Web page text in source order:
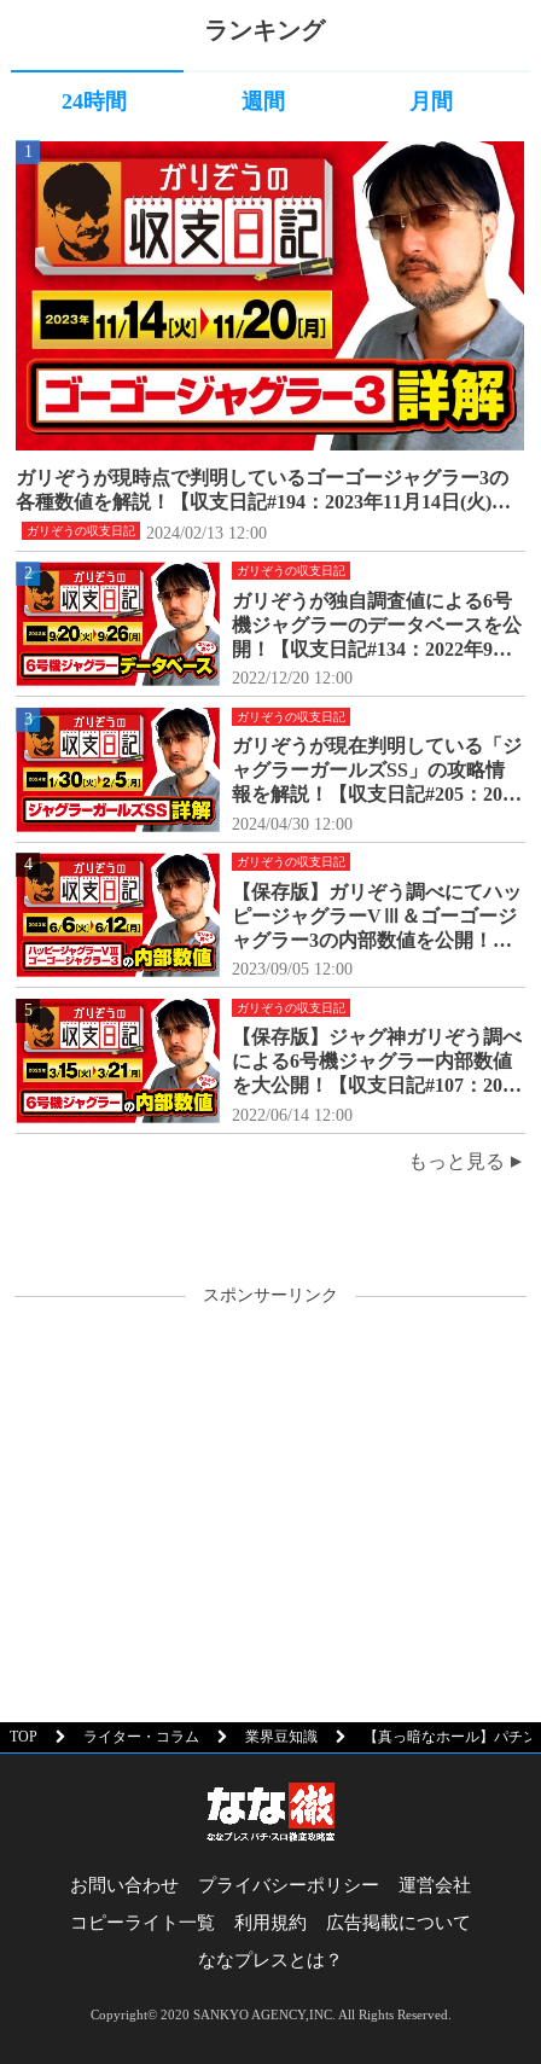
ランキング
24時間 週間 月間
1
ガリぞうの収支日記
ガリぞうが現時点で判明しているゴーゴージャグラー3の
各種数値を解説！【収支日記#194：2023年11月14日(火)～1
1月20日(月)】
2024/02/13 12:00
2 ガリぞうの収支日記
ガリぞうが独自調査値による6号
機ジャグラーのデータベースを公
開！【収支日記#134：2022年9月2
0日(火)～9月26日(月)】
2022/12/20 12:00
3 ガリぞうの収支日記
ガリぞうが現在判明している「ジ
ャグラーガールズSS」の攻略情
報を解説！【収支日記#205：2024
年1月30日(火)～2024年2月5日
(月)】
2024/04/30 12:00
4 ガリぞうの収支日記
【保存版】ガリぞう調べにてハッ
ピージャグラーVⅢ＆ゴーゴージ
ャグラー3の内部数値を公開！
【収支日記#171：2023年6月6日
(火)～6月12日(月)】
2023/09/05 12:00
5 ガリぞうの収支日記
【保存版】ジャグ神ガリぞう調べ
による6号機ジャグラー内部数値
を大公開！【収支日記#107：2022
年3月15日(火)～3月21日(月)】
2022/06/14 12:00
もっと見る
スポンサーリンク
TOP ライター・コラム 業界豆知識 【真っ暗なホール】パチ
お問い合わせ プライバシーポリシー
運営会社
コピーライト一覧
利用規約
広告掲載について
ななプレスとは？
Copyright© 2020 SANKYO AGENCY,INC. All Rights Reserved.